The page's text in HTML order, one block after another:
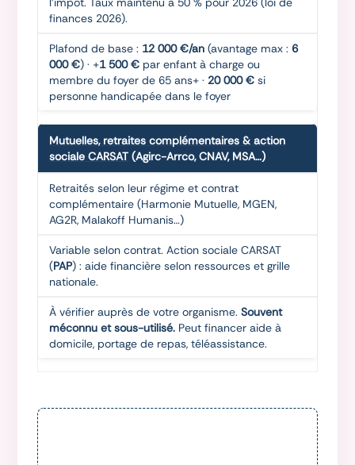
finances 2026).
Plafond de base : 12 000 €/an (avantage max : 6
000 €) · +1 500 € par enfant à charge ou
membre du foyer de 65 ans+ · 20 000 € si
personne handicapée dans le foyer
Mutuelles, retraites complémentaires & action
sociale CARSAT (Agirc-Arrco, CNAV, MSA…)
Retraités selon leur régime et contrat
complémentaire (Harmonie Mutuelle, MGEN,
AG2R, Malakoff Humanis…)
Variable selon contrat. Action sociale CARSAT
(PAP) : aide financière selon ressources et grille
nationale.
À vérifier auprès de votre organisme.Souvent
méconnu et sous-utilisé. Peut financer aide à
domicile, portage de repas, téléassistance.